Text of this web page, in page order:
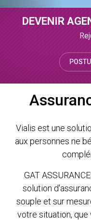
DEVENIR
Vialis est une
aux personnes ne
GAT
solution
souple et sur
votre situation,